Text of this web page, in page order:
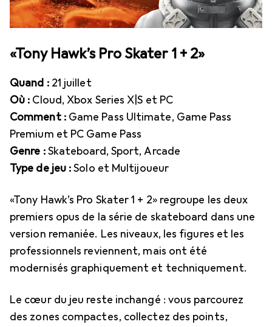
«Tony Hawk’s Pro Skater 1 + 2»
Quand :21 juillet
Où : Cloud, Xbox Series X|S et PC
Comment :Game Pass Ultimate, Game Pass
Premium et PC Game Pass
Genre :Skateboard, Sport, Arcade
Type de jeu :Solo et Multijoueur
«Tony Hawk’s Pro Skater 1 + 2» regroupe les deux
premiers opus de la série de skateboard dans une
version remaniée. Les niveaux, les figures et les
professionnels reviennent, mais ont été
modernisés graphiquement et techniquement.
Le cœur du jeu reste inchangé : vous parcourez
des zones compactes, collectez des points,